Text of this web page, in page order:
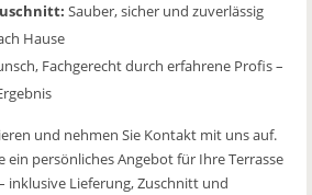
Sauber, sicher und zuverlässig
Hause
Fachgerecht durch erfahrene Profis –
und nehmen Sie Kontakt mit uns auf.
ein persönliches Angebot für Ihre Terrasse
inklusive Lieferung, Zuschnitt und